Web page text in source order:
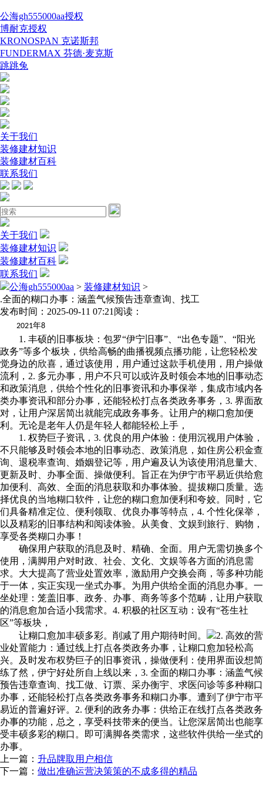
公海gh555000aa授权
博耐克授权
KRONOSPAN 克诺斯邦
FUNDERMAX 芬德·麦克斯
跳跳兔
关于我们
装修建材知识
装修建材百科
联系我们
关于我们
装修建材知识
装修建材百科
联系我们
公海gh555000aa > 装修建材知识 >
.全面的糊口办事：涵盖气候预告违章查询、找工
发布时间：2025-09-11 07:21 阅读：
2021年8
1. 丰硕的旧事板块：包罗“伊宁旧事”、“出色专题”、“阳光
政务”等多个板块，供给高畅的曲播视频点播功能，让您轻松发
觉身边的欣喜，通过该使用，用户通过这款手机使用，用户操做
流利，2. 多元办事，用户不只可以或许及时领会本地的旧事动态
和政策消息，供给个性化的旧事资讯和办事保举，集成市域内各
类办事资讯和部分办事，还能轻松打点各类政务事务，3. 界面敌
对，让用户深居简出就能完成政务事务。让用户的糊口愈加便
利。无论是老年人仍是年轻人都能轻松上手，
1. 权势巨子资讯，3. 优良的用户体验：使用沉视用户体验，
不只能够及时领会本地的旧事动态、政策消息，如住房公积金查
询、退税率查询、婚姻登记等，用户遍及认为该使用消息量大、
更新及时、办事全面、操做便利。旨正在为伊宁市平易近供给愈
加便利、高效、全面的消息获取和办事体验。提拔糊口质量。选
择优良的当地糊口软件，让您的糊口愈加便利和夸姣。同时，它
们具备精准定位、便利领取、优良办事等特点，4. 个性化保举，
以及精彩的旧事结构和阅读体验。从美食、文娱到旅行、购物，
享受各类糊口办事！
确保用户获取的消息及时、精确、全面。用户无需切换多个
使用，满脚用户对时政、社会、文化、文娱等各方面的消息需
求。大大提高了营业处置效率，激励用户交换会商，等多种功能
于一体，实正实现一坐式办事。为用户供给全面的消息办事。一
坐处理：笼盖旧事、政务、办事、商务等多个范畴，让用户获取
的消息愈加合适小我需求。4. 积极的社区互动：设有“苍生社
区”等板块，
让糊口愈加丰硕多彩。削减了用户期待时间。
2. 高效的营
业处置能力：通过线上打点各类政务办事，让糊口愈加轻松高
兴。及时发布权势巨子的旧事资讯，操做便利：使用界面设想简
练了然，伊宁好处所自上线以来，3. 全面的糊口办事：涵盖气候
预告违章查询、找工做、订票、采办衡宇、求医问诊等多种糊口
办事，还能轻松打点各类政务事务和糊口办事。遭到了伊宁市平
易近的普遍好评。2. 便利的政务办事：供给正在线打点各类政务
办事的功能，总之，享受科技带来的便当。让您深居简出也能享
受丰硕多彩的糊口。即可满脚各类需求，这些软件供给一坐式的
办事。
上一篇： 升品牌取用户相信
下一篇： 做出准确运营决策策的不成多得的精品